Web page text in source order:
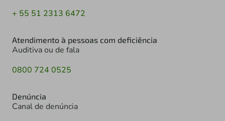
+ 55 51 2313 6472
Atendimento à pessoas com deficiência
Auditiva ou de fala
0800 724 0525
Denúncia
Canal de denúncia